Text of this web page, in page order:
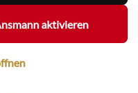
aktivieren